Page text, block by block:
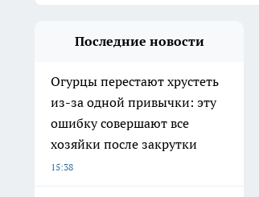
Последние новости
Огурцы перестают хрустеть
из-за одной привычки: эту
ошибку совершают все
хозяйки после закрутки
15:38